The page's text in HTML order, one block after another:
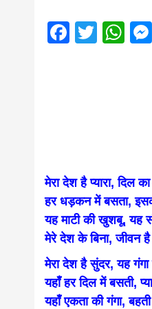
from
मेरा देश है प्यारा, दिल
हर धड़कन में बसता,
यह माटी की खुशबू, यह
मेरे देश के बिना, जीवन
मेरा देश है सुंदर, यह गंगा
यहाँ हर दिल में बसती,
यहाँ एकता की गंगा,